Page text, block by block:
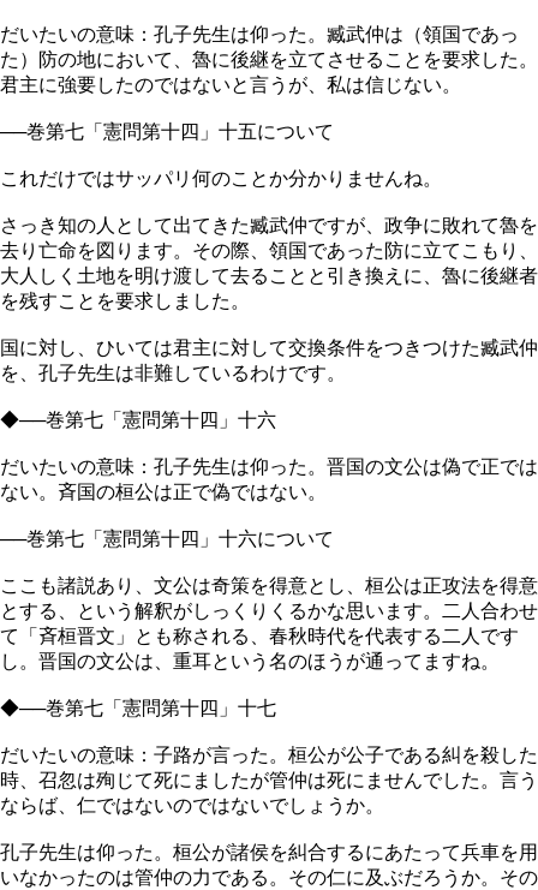
だいたいの意味：孔子先生は仰った。臧武仲は（領国であっ
た）防の地において、魯に後継を立てさせることを要求した。
君主に強要したのではないと言うが、私は信じない。
──巻第七「憲問第十四」十五について
これだけではサッパリ何のことか分かりませんね。
さっき知の人として出てきた臧武仲ですが、政争に敗れて魯を
去り亡命を図ります。その際、領国であった防に立てこもり、
大人しく土地を明け渡して去ることと引き換えに、魯に後継者
を残すことを要求しました。
国に対し、ひいては君主に対して交換条件をつきつけた臧武仲
を、孔子先生は非難しているわけです。
◆──巻第七「憲問第十四」十六
だいたいの意味：孔子先生は仰った。晋国の文公は偽で正では
ない。斉国の桓公は正で偽ではない。
──巻第七「憲問第十四」十六について
ここも諸説あり、文公は奇策を得意とし、桓公は正攻法を得意
とする、という解釈がしっくりくるかな思います。二人合わせ
て「斉桓晋文」とも称される、春秋時代を代表する二人です
し。晋国の文公は、重耳という名のほうが通ってますね。
◆──巻第七「憲問第十四」十七
だいたいの意味：子路が言った。桓公が公子である糾を殺した
時、召忽は殉じて死にましたが管仲は死にませんでした。言う
ならば、仁ではないのではないでしょうか。
孔子先生は仰った。桓公が諸侯を糾合するにあたって兵車を用
いなかったのは管仲の力である。その仁に及ぶだろうか。その